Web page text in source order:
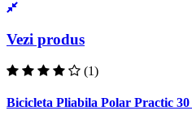
Vezi produs
(1)
Bicicleta Pliabila Polar Practic